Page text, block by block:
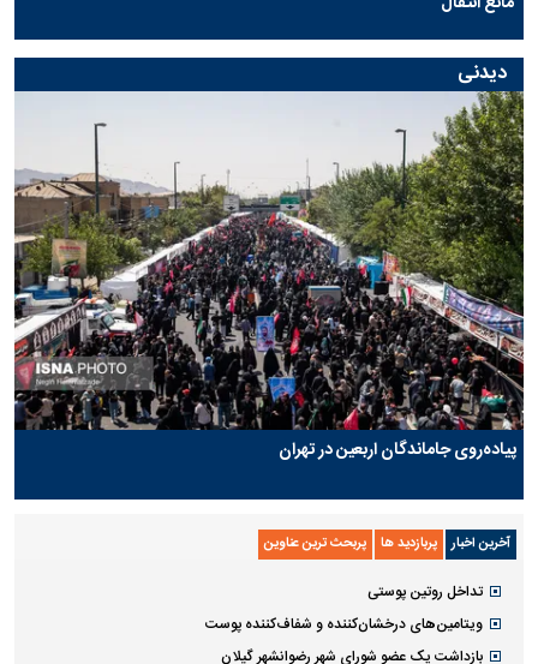
دیدنی
پیاده‌روی جاماندگان اربعین در تهران
آخرین اخبار پربازدید ها پربحث ترین عناوین
تداخل روتین پوستی
ویتامین‌های درخشان‌کننده و شفاف‌کننده پوست
بازداشت یک عضو شورای شهر رضوانشهر گیلان